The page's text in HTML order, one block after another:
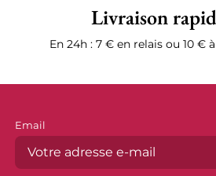
Livraison
En 24h : 7 € en relais ou 10 €
Email